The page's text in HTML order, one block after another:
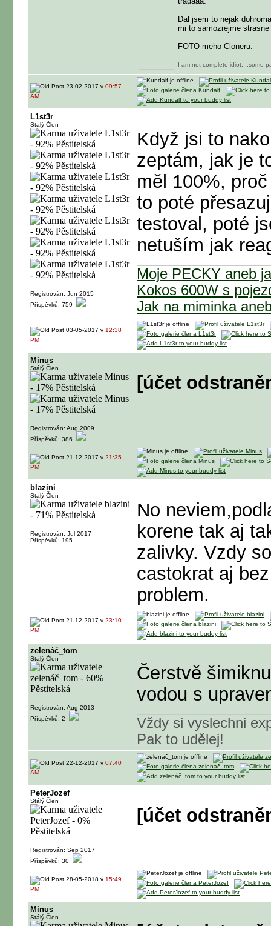
Dal jsem to nejak
mi to samozrejme
FOTO meho Cloneru:
I am not complete idiot....some
23-02-2017 v 09:57
AM
L1st3r
Stálý Člen
Registrován: Jun 2015
Příspěvků: 759
Když jsi to
zeptám, jak je
měl 100%,
to poté
testoval, poté
netuším jak
Moje PECKY aneb
Kokos 600W s
Jak na miminka
03-05-2017 v 12:38
PM
Minus
Stálý Člen
Registrován: Aug 2009
Příspěvků: 386
[účet
21-12-2017 v 21:35
PM
blazini
Stálý Člen
Registrován: Jul 2017
Příspěvků: 195
No
korene tak aj
zalivky. Vzdy
castokrat aj
problem.
21-12-2017 v 23:10
PM
zelenáč_tom
Stálý Člen
Registrován: Aug 2013
Příspěvků: 2
Čerstvě
vodou s
Vždy si vyslechni
Pak to udělej!
22-12-2017 v 07:40
AM
PeterJozef
Stálý Člen
Registrován: Sep 2017
Příspěvků: 30
[účet
28-05-2018 v 15:49
PM
Minus
Stálý Člen